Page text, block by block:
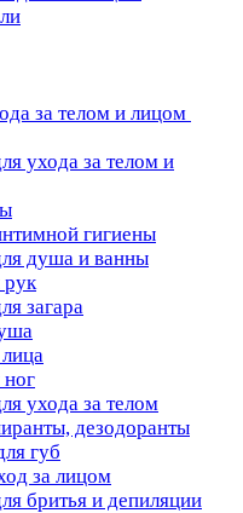
за телом и лицом
ухода за телом и
гигиены
душа и ванны
загара
ухода за телом
дезодоранты
губ
за лицом
бритья и депиляции